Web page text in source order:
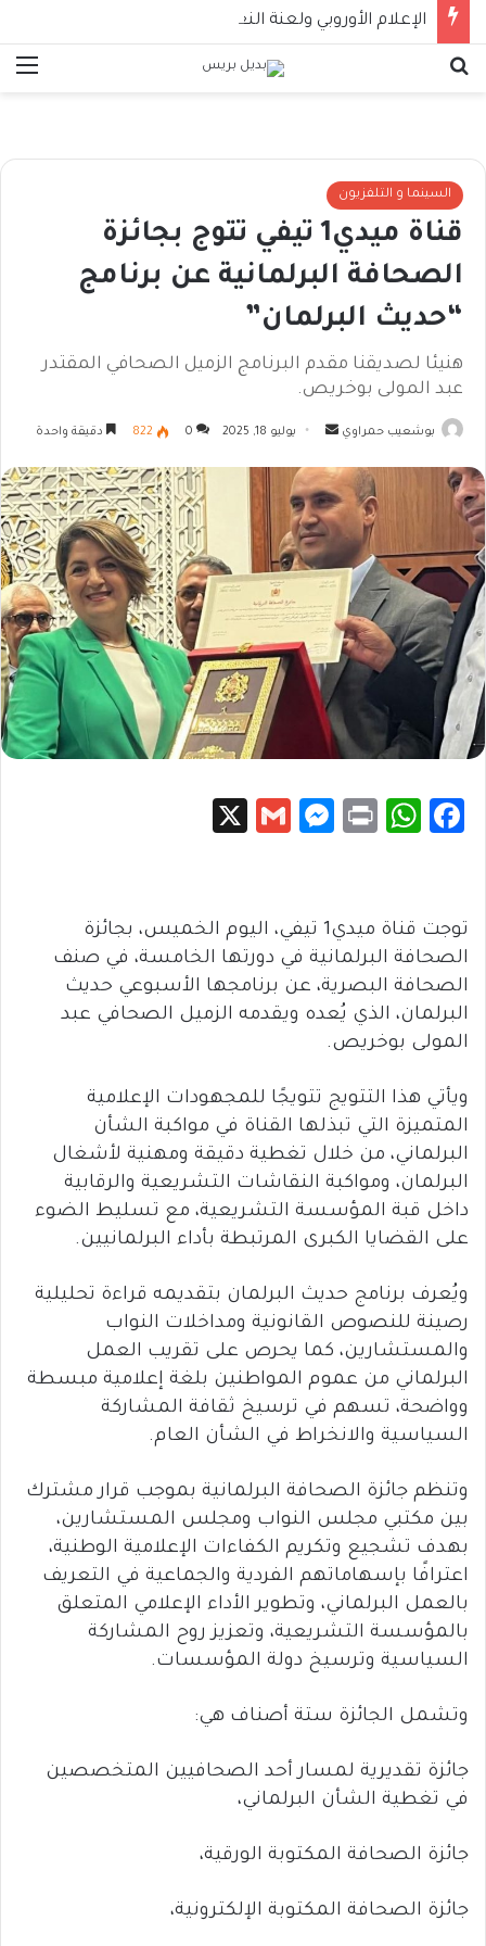
الإعلام الأوروبي ولعنة النعامة !!
السينما و التلفزيون
قناة ميدي1 تيفي تتوج بجائزة
الصحافة البرلمانية عن برنامج
“حديث البرلمان”
هنيئا لصديقنا مقدم البرنامج الزميل الصحافي المقتدر
عبد المولى بوخريص.
بوشعيب حمراوي
أرسل
إلكترونيا
يوليو 18, 2025 0
822 دقيقة واحدة
Fa
b
o
ok
W
sA
p
p
Pr
M
n
g
er
G
توجت قناة ميدي1 تيفي، اليوم الخميس، بجائزة
الصحافة البرلمانية في دورتها الخامسة، في صنف
الصحافة البصرية، عن برنامجها الأسبوعي حديث
البرلمان، الذي يُعده ويقدمه الزميل الصحافي عبد
المولى بوخريص.
ويأتي هذا التتويج تتويجًا للمجهودات الإعلامية
المتميزة التي تبذلها القناة في مواكبة الشأن
البرلماني، من خلال تغطية دقيقة ومهنية لأشغال
البرلمان، ومواكبة النقاشات التشريعية والرقابية
داخل قبة المؤسسة التشريعية، مع تسليط الضوء
على القضايا الكبرى المرتبطة بأداء البرلمانيين.
ويُعرف برنامج حديث البرلمان بتقديمه قراءة تحليلية
رصينة للنصوص القانونية ومداخلات النواب
والمستشارين، كما يحرص على تقريب العمل
البرلماني من عموم المواطنين بلغة إعلامية مبسطة
وواضحة، تسهم في ترسيخ ثقافة المشاركة
السياسية والانخراط في الشأن العام.
وتنظم جائزة الصحافة البرلمانية بموجب قرار مشترك
بين مكتبي مجلس النواب ومجلس المستشارين،
بهدف تشجيع وتكريم الكفاءات الإعلامية الوطنية،
اعترافًا بإسهاماتهم الفردية والجماعية في التعريف
بالعمل البرلماني، وتطوير الأداء الإعلامي المتعلق
بالمؤسسة التشريعية، وتعزيز روح المشاركة
السياسية وترسيخ دولة المؤسسات.
وتشمل الجائزة ستة أصناف هي:
جائزة تقديرية لمسار أحد الصحافيين المتخصصين
في تغطية الشأن البرلماني،
جائزة الصحافة المكتوبة الورقية،
جائزة الصحافة المكتوبة الإلكترونية،